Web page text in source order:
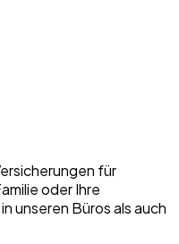
für
oder Ihre
unseren Büros als auch